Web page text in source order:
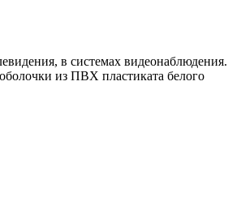
в системах видеонаблюдения.
из ПВХ пластиката белого